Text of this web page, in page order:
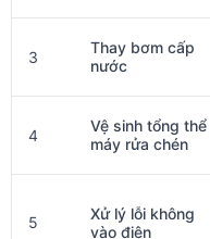
3
Thay bơm cấp
nước
4
Vệ sinh tổng thể
máy rửa chén
5
Xử lý lỗi không
vào điện